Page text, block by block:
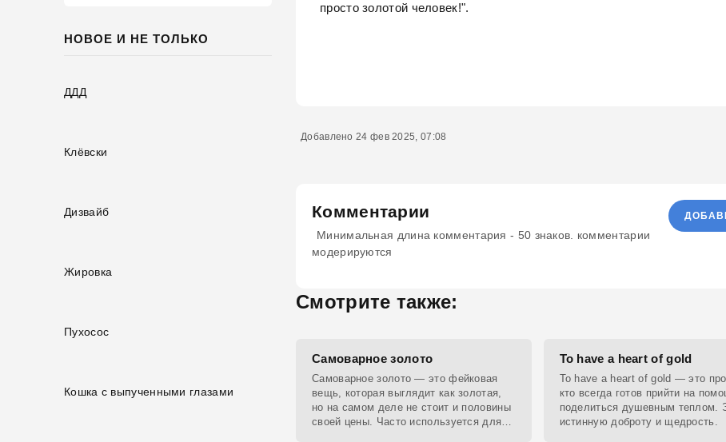
НОВОЕ И НЕ ТОЛЬКО
ДДД
Клёвски
Дизвайб
Жировка
Пухосос
Кошка с выпученными глазами
просто золотой человек!".
Добавлено 24 фев 2025, 07:08
Комментарии
Минимальная длина комментария - 50 знаков. комментарии
модерируются
Смотрите также:
Самоварное золото
Самоварное золото — это фейковая
вещь, которая выглядит как золотая,
но на самом деле не стоит и половины
своей цены. Часто используется для
To have a heart of gold
To have a heart of gold — это
кто всегда готов прийти на
поделиться душевным теплом.
истинную доброту и щедрость.